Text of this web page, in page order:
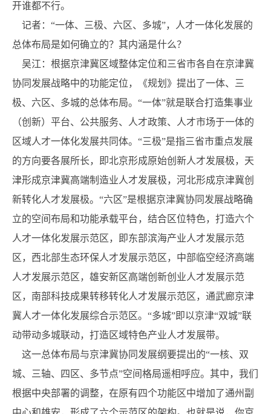
开谁都不行。
记者：“一体、三极、六区、多城”，人才一体化发展的
总体布局是如何确立的？其内涵是什么？
吴江：根据京津冀区域整体定位和三省市各自在京津冀
协同发展战略中的功能定位，《规划》提出了一体、三
极、六区、多城的总体布局。“一体”就是联合打造集事业
（创新）平台、公共服务、人才政策、人才市场于一体的
区域人才一体化发展共同体。“三极”是指三省市重点发展
的方向要各展所长，即北京形成原始创新人才发展极，天
津形成京津冀高端制造业人才发展极，河北形成京津冀创
新转化人才发展极。“六区”是根据京津冀协同发展战略确
立的空间布局和功能承载平台，结合区位特色，打造六个
人才一体化发展示范区，即东部滨海产业人才发展示范
区，西北部生态环保人才发展示范区，中部临空经济高端
人才发展示范区，雄安新区高端创新创业人才发展示范
区，南部科技成果转移转化人才发展示范区，通武廊京津
冀人才一体化发展综合示范区。“多城”即以京津“双城”联
动带动多城联动，打造区域特色产业人才发展带。
这一总体布局与京津冀协同发展纲要提出的“一核、双
城、三轴、四区、多节点”空间格局遥相呼应。其中，我们
根据中央部署的调整，在原有四个功能区中增加了通州副